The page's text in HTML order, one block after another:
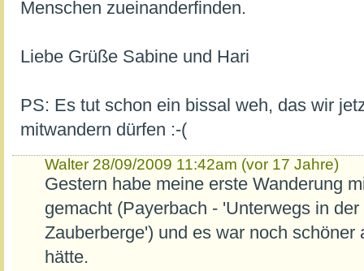
Menschen zueinanderfinden.
Liebe Grüße Sabine und Hari
PS: Es tut schon ein bissal weh, das wir
mitwandern dürfen :-(
Walter 28/09/2009 11:42am (vor 17 Jahre)
Gestern habe meine erste Wanderung
gemacht (Payerbach - 'Unterwegs in
Zauberberge') und es war noch schöner
hätte.